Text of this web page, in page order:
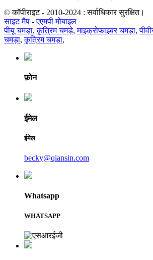
© कॉपीराइट - 2010-2024 : सर्वाधिकार सुरक्षित।
साइट मैप -एएमपी मोबाइल
पीयू चमड़ा,कृत्रिम चमड़े,माइक्रोफाइबर चमड़ा,
चमड़ा,कृत्रिम चमड़ा,
फ़ोन
ईमेल
ईमेल
becky@qiansin.com
Whatsapp
WHATSAPP